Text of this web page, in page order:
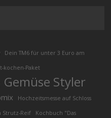
Dein TM6 für unter 3 Euro am
kochen-Paket
Gemüse Styler
Hochzeitsmesse auf Schloss
Strutz-Reif
Kochbuch "Das